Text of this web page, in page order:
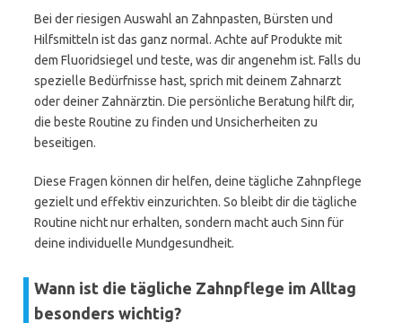
Bei der riesigen Auswahl an Zahnpasten, Bürsten und
Hilfsmitteln ist das ganz normal. Achte auf Produkte mit
dem Fluoridsiegel und teste, was dir angenehm ist. Falls du
spezielle Bedürfnisse hast, sprich mit deinem Zahnarzt
oder deiner Zahnärztin. Die persönliche Beratung hilft dir,
die beste Routine zu finden und Unsicherheiten zu
beseitigen.
Diese Fragen können dir helfen, deine tägliche Zahnpflege
gezielt und effektiv einzurichten. So bleibt dir die tägliche
Routine nicht nur erhalten, sondern macht auch Sinn für
deine individuelle Mundgesundheit.
Wann ist die tägliche Zahnpflege im Alltag
besonders wichtig?